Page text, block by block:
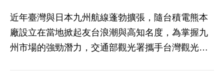
自由行旅客肯定，未來將持續擴大合作品牌及優惠
內容，提供更便利且豐富的旅遊服務選擇，並透過
「Taiwan PASS × 大型活動」策略，串聯交通、活
手、暢遊臺灣」的旅遊體驗。更多Taiwan PASS產
位與智慧創新成果，能實質惠及更廣泛的社會大
眾，共同為亞太地區觀光發展擘劃藍圖。 陳署長於
會議中向各經濟體說明，我國目前推動「智慧包容
近年臺灣與日本九州航線蓬勃擴張，隨台積電熊本
廠設立在當地掀起友台浪潮與高知名度，為掌握九
州市場的強勁潛力，交通部觀光署攜手台灣觀光協